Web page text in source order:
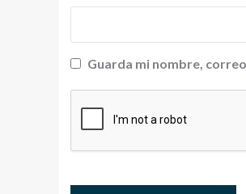
Guarda mi nombre,